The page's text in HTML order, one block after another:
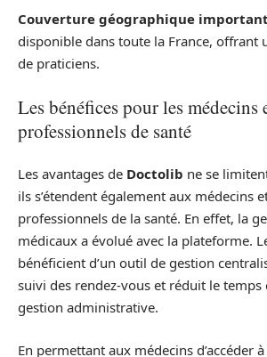
Couverture géographique
disponible dans toute la France, offrant
de praticiens.
Les bénéfices pour les médecins
professionnels de santé
Les avantages de Doctolib ne se
ils s’étendent également aux médecins
professionnels de la santé. En effet, la
médicaux a évolué avec la plateforme.
bénéficient d’un outil de gestion
suivi des rendez-vous et réduit le temps
gestion administrative.
En permettant aux médecins d’accéder